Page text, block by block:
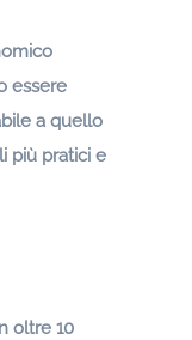
essere
a quello
più pratici e
oltre 10